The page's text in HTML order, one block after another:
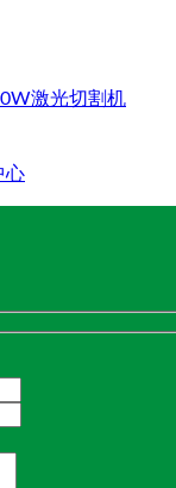
激光切割机
心